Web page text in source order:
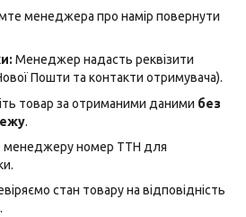
менеджера про намір повернути
Менеджер надасть реквізити
Пошти та контакти отримувача).
товар за отриманими даними без
.
менеджеру номер ТТН для
стан товару на відповідність